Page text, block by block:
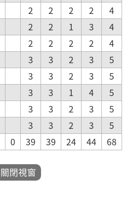
2 2 2 2
4
2 2 1 3
4
2 2 2 2
4
3 3 2 3
5
3 3 2 3
5
3 3 1 4
5
3 3 2 3
5
3 3 2 3
5
0 39 39 24 44 68